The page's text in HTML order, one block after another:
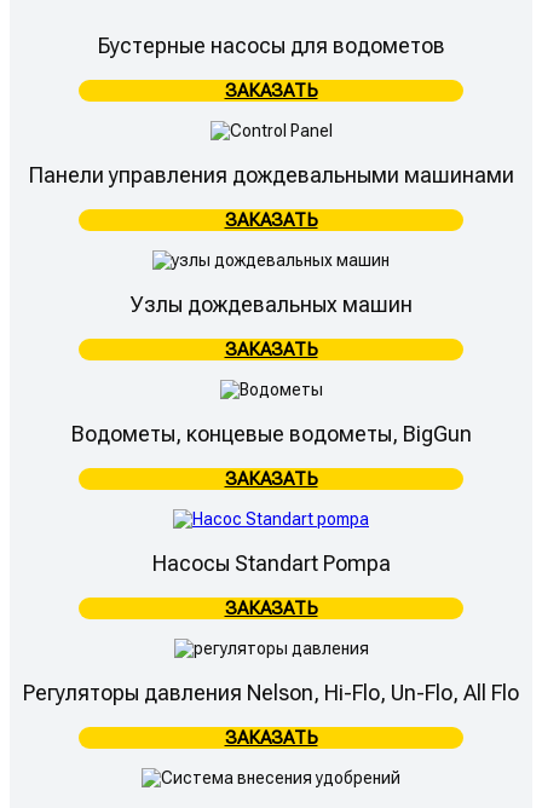
Бустерные насосы для водометов
ЗАКАЗАТЬ
Панели управления дождевальными машинами
ЗАКАЗАТЬ
Узлы дождевальных машин
ЗАКАЗАТЬ
Водометы, концевые водометы, BigGun
ЗАКАЗАТЬ
Насосы Standart Pompa
ЗАКАЗАТЬ
Регуляторы давления Nelson, Hi-Flo, Un-Flo, All Flo
ЗАКАЗАТЬ